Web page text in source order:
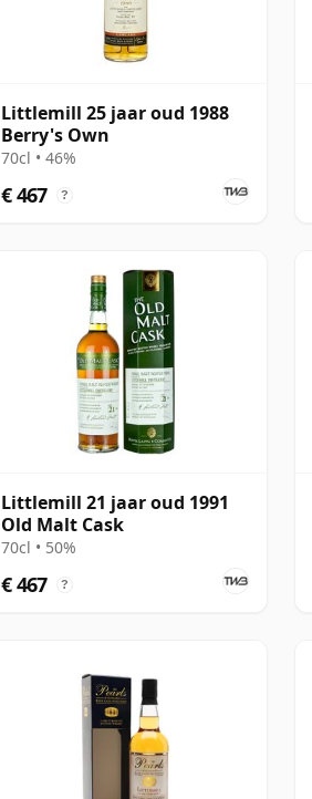
Littlemill 25 jaar oud 1988
Berry's Own
70cl • 46%
€ 467 ?
Littlemill 21 jaar oud 1991
Old Malt Cask
70cl • 50%
€ 467 ?